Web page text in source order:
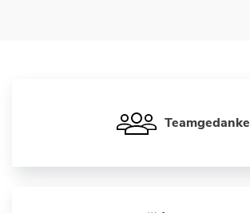
Teamgedanke